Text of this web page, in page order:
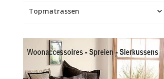
Topmatrassen